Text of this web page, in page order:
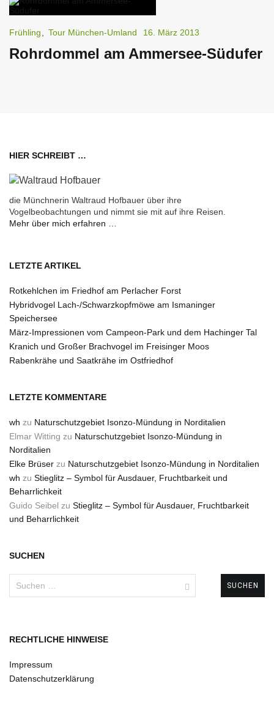
Frühling Tour München-Umland 16. März 2013
Rohrdommel am Ammersee-Südufer
HIER SCHREIBT …
die Münchnerin Waltraud Hofbauer über ihre
Vogelbeobachtungen und nimmt sie mit auf ihre Reisen.
Mehr über mich erfahren …
LETZTE ARTIKEL
Rotkehlchen im Friedhof am Perlacher Forst
Hybridvogel Lach-/Schwarzkopfmöwe am Ismaninger
Speichersee
März-Impressionen vom Campeon-Park und dem Hachinger Tal
Kranich und Großer Brachvogel im Freisinger Moos
Rabenkrähe und Saatkrähe im Ostfriedhof
LETZTE KOMMENTARE
wh zu Naturschutzgebiet Isonzo-Mündung in Norditalien
Elmar Witting zu Naturschutzgebiet Isonzo-Mündung in
Norditalien
Elke Brüser zu Naturschutzgebiet Isonzo-Mündung in Norditalien
wh zu Stieglitz – Symbol für Ausdauer, Fruchtbarkeit und
Beharrlichkeit
Guido Seibel zu Stieglitz – Symbol für Ausdauer, Fruchtbarkeit
und Beharrlichkeit
SUCHEN
RECHTLICHE HINWEISE
Impressum
Datenschutzerklärung